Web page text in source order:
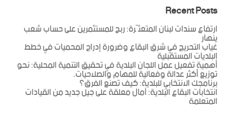
Recent Posts
ارتفاع سندات لبنان المتعثّرة: ربح للمستثمرين على حساب شعب
ينهار
غياب التحريج في شرق البقاع وضرورة إدراج المحميات في خطط
البلديات المستقبلية
أهمية تفعيل عمل اللجان البلدية في تحقيق التنمية المحلية: نحو
توزيع أكثر عدالة وفعالية للمهام والصلاحيات.
برنامجك الانتخابي للبلدية: كيف تصنع الفرق؟
انتخابات البقاع البلدية: آمال معلقة على جيل جديد من القيادات
المتعلمة